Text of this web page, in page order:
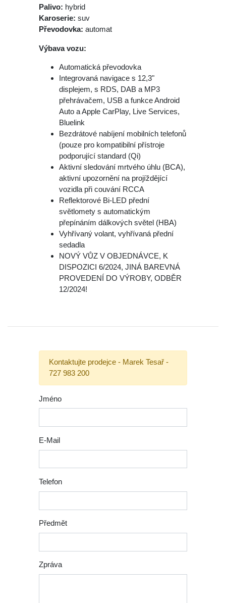
Palivo: hybrid
Karoserie: suv
Převodovka: automat
Výbava vozu:
Automatická převodovka
Integrovaná navigace s 12,3"
displejem, s RDS, DAB a MP3
přehrávačem, USB a funkce Android
Auto a Apple CarPlay, Live Services,
Bluelink
Bezdrátové nabíjení mobilních telefonů
(pouze pro kompatibilní přístroje
podporující standard (Qi)
Aktivní sledování mrtvého úhlu (BCA),
aktivní upozornění na projíždějící
vozidla při couvání RCCA
Reflektorové Bi-LED přední
světlomety s automatickým
přepínáním dálkových světel (HBA)
Vyhřívaný volant, vyhřívaná přední
sedadla
NOVÝ VŮZ V OBJEDNÁVCE, K
DISPOZICI 6/2024, JINÁ BAREVNÁ
PROVEDENÍ DO VÝROBY, ODBĚR
12/2024!
Kontaktujte prodejce - Marek Tesař -
727 983 200
Jméno
E-Mail
Telefon
Předmět
Zpráva